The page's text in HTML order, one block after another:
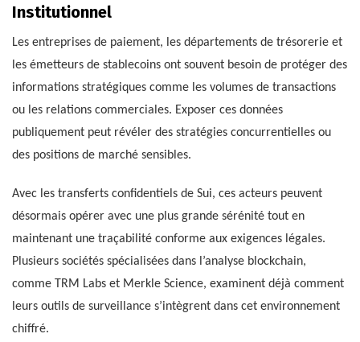
Institutionnel
Les entreprises de paiement, les départements de trésorerie et
les émetteurs de stablecoins ont souvent besoin de protéger des
informations stratégiques comme les volumes de transactions
ou les relations commerciales. Exposer ces données
publiquement peut révéler des stratégies concurrentielles ou
des positions de marché sensibles.
Avec les transferts confidentiels de Sui, ces acteurs peuvent
désormais opérer avec une plus grande sérénité tout en
maintenant une traçabilité conforme aux exigences légales.
Plusieurs sociétés spécialisées dans l’analyse blockchain,
comme TRM Labs et Merkle Science, examinent déjà comment
leurs outils de surveillance s’intègrent dans cet environnement
chiffré.